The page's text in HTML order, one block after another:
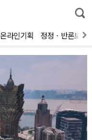
통
합
색
온라인기획 정정ㆍ반론보도